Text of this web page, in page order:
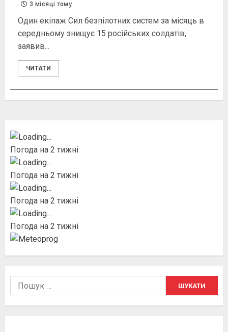
3 місяці тому
Один екіпаж Сил безпілотних систем за місяць в
середньому знищує 15 російських солдатів,
заявив...
ЧИТАТИ
Погода на 2 тижні
Погода на 2 тижні
Погода на 2 тижні
Погода на 2 тижні
Пошук: